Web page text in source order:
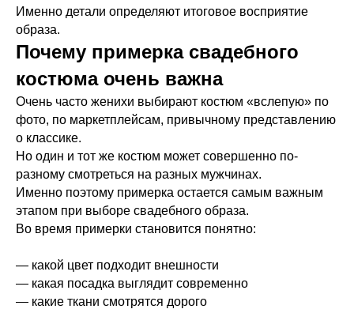
Именно детали определяют итоговое восприятие
образа.
Почему примерка свадебного
костюма очень важна
Очень часто женихи выбирают костюм «вслепую» по
фото, по маркетплейсам, привычному представлению
о классике.
Но один и тот же костюм может совершенно по-
разному смотреться на разных мужчинах.
Именно поэтому примерка остается самым важным
этапом при выборе свадебного образа.
Во время примерки становится понятно:
— какой цвет подходит внешности
— какая посадка выглядит современно
— какие ткани смотрятся дорого